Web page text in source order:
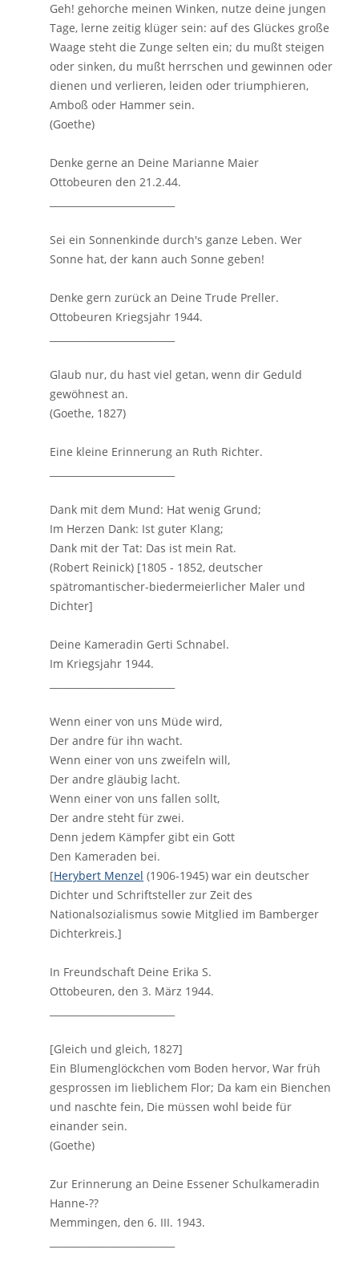
Geh! gehorche meinen Winken, nutze deine jungen
Tage, lerne zeitig klüger sein: auf des Glückes große
Waage steht die Zunge selten ein; du mußt steigen
oder sinken, du mußt herrschen und gewinnen oder
dienen und verlieren, leiden oder triumphieren,
Amboß oder Hammer sein.
(Goethe)
Denke gerne an Deine Marianne Maier
Ottobeuren den 21.2.44.
Sei ein Sonnenkinde durch's ganze Leben. Wer
Sonne hat, der kann auch Sonne geben!
Denke gern zurück an Deine Trude Preller.
Ottobeuren Kriegsjahr 1944.
Glaub nur, du hast viel getan, wenn dir Geduld
gewöhnest an.
(Goethe, 1827)
Eine kleine Erinnerung an Ruth Richter.
Dank mit dem Mund: Hat wenig Grund;
Im Herzen Dank: Ist guter Klang;
Dank mit der Tat: Das ist mein Rat.
(Robert Reinick) [1805 - 1852, deutscher
spätromantischer-biedermeierlicher Maler und
Dichter]
Deine Kameradin Gerti Schnabel.
Im Kriegsjahr 1944.
Wenn einer von uns Müde wird,
Der andre für ihn wacht.
Wenn einer von uns zweifeln will,
Der andre gläubig lacht.
Wenn einer von uns fallen sollt,
Der andre steht für zwei.
Denn jedem Kämpfer gibt ein Gott
Den Kameraden bei.
[Herybert Menzel (1906-1945) war ein deutscher
Dichter und Schriftsteller zur Zeit des
Nationalsozialismus sowie Mitglied im Bamberger
Dichterkreis.]
In Freundschaft Deine Erika S.
Ottobeuren, den 3. März 1944.
[Gleich und gleich, 1827]
Ein Blumenglöckchen vom Boden hervor, War früh
gesprossen im lieblichem Flor; Da kam ein Bienchen
und naschte fein, Die müssen wohl beide für
einander sein.
(Goethe)
Zur Erinnerung an Deine Essener Schulkameradin
Hanne-??
Memmingen, den 6. III. 1943.